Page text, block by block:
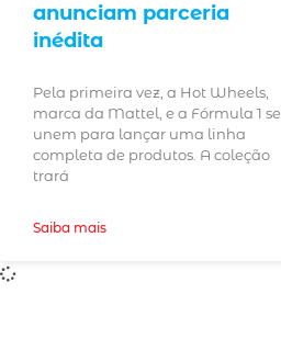
anunciam parceria
inédita
Pela primeira vez, a Hot Wheels,
marca da Mattel, e a Fórmula 1 se
unem para lançar uma linha
completa de produtos. A coleção
trará
Saiba mais